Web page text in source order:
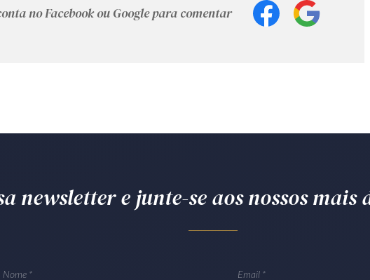
no Facebook ou Google para comentar
newsletter e junte-se aos nossos mais
Nome Email